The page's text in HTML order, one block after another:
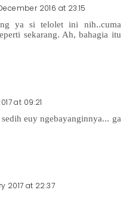
2016 at 23:15
ya si telolet ini nih..cuma
sekarang. Ah, bahagia itu
at 09:21
euy ngebayanginnya... ga
2017 at 22:37